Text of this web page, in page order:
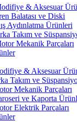
& Aksesuar
Balatası ve Diski
Aydınlatma Ürünleri
Takım ve
Mekanik Parçaları
& Aksesuar
Takım ve
Mekanik Parçaları
ve Kaporta
Elektrik Parçaları